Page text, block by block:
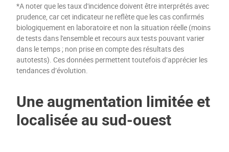
*A noter que les taux d'incidence doivent être interprétés avec
prudence, car cet indicateur ne reflète que les cas confirmés
biologiquement en laboratoire et non la situation réelle (moins
de tests dans l'ensemble et recours aux tests pouvant varier
dans le temps ; non prise en compte des résultats des
autotests). Ces données permettent toutefois d’apprécier les
tendances d’évolution.
Une augmentation limitée et
localisée au sud-ouest